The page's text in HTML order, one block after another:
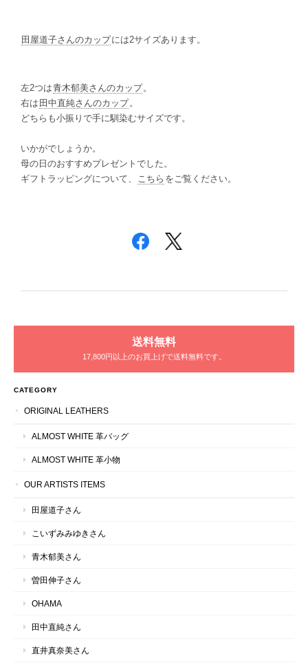
田屋道子さんのカップには2サイズあります。
左2つは青木郁美さんのカップ。
右は 田中直純さんのカップ。
どちらも小振りで手に馴染むサイズです。
いかがでしょうか。
母の日のおすすめプレゼントでした。
ギフトラッピングについて、
こちら をご覧ください。
送料無料
17,800円以上のお買上げで送料無料です。
CATEGORY
ORIGINAL LEATHERS
ALMOST WHITE 革バッグ
ALMOST WHITE 革小物
OUR ARTISTS ITEMS
田屋道子さん
こいずみみゆきさん
青木郁美さん
曽田伸子さん
OHAMA
田中直純さん
直井真奈美さん